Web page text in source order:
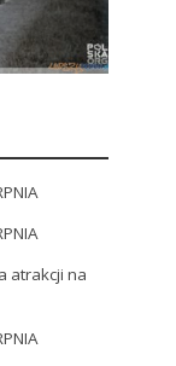
atrakcji na